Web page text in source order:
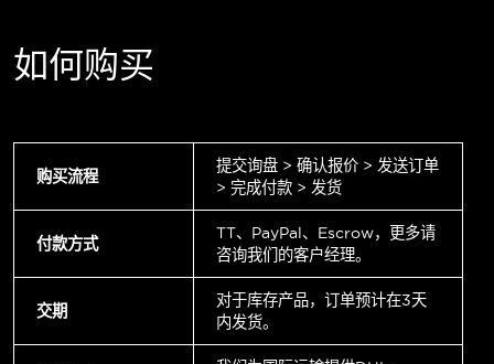
如何购买
购买流程
提交询盘 > 确认报价 > 发送订单
> 完成付款 > 发货
付款方式
TT、PayPal、Escrow，更多请
咨询我们的客户经理。
交期
对于库存产品，订单预计在3天
内发货。